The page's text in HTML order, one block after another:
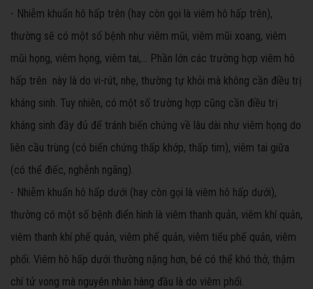
- Nhiễm khuẩn hô hấp trên (hay còn gọi là viêm hô hấp trên),
thường sẽ có một số bệnh như viêm mũi, viêm mũi xoang, viêm
mũi họng, viêm họng, viêm tai,… Phần lớn các trường hợp viêm hô
hấp trên này là do vi-rút, nhẹ, thường tự khỏi mà không cần điều trị
kháng sinh. Tuy nhiên, có một số trường hợp cũng cần điều trị
kháng sinh đầy đủ để tránh biến chứng về lâu dài như viêm họng do
liên cầu trùng (có biến chứng thấp khớp, thấp tim), viêm tai giữa
(có thể điếc, nghễnh ngãng).
- Nhiễm khuẩn hô hấp dưới (hay còn gọi là viêm hô hấp dưới),
thường có một số bệnh điển hình là viêm thanh quản, viêm khí quản,
viêm thanh khí phế quản, viêm phế quản, viêm tiểu phế quản, viêm
phổi. Viêm hô hấp dưới thường nặng hơn, bé có thể khó thở, thậm
chí tử vong mà nguyên nhân hàng đầu là do viêm phổi.